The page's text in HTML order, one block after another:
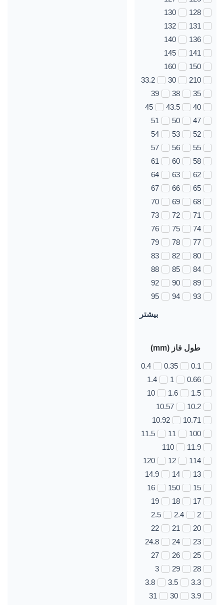
128
130
131
132
136
140
141
145
150
160
210
30
33.2
35
38
39
40
43.5
45
47
50
51
52
53
54
55
56
57
58
60
61
62
63
64
65
66
67
68
69
70
71
72
73
74
75
76
77
78
79
80
82
83
84
85
88
89
90
92
93
94
95
بیشتر
طول فاز (mm)
0.1
0.35
0.4
0.66
1
1.4
1.5
1.6
10
10.2
10.57
10.71
10.92
100
11
11.5
11.9
110
114
12
120
13
14
14.9
15
150
16
17
18
19
2
2.4
2.5
20
21
22
23
24
24.8
25
26
27
28
29
3
3.3
3.5
3.8
3.9
30
31